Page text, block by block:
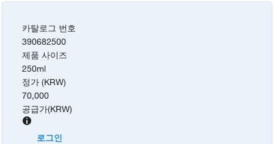
카탈로그 번호
390682500
제품 사이즈
250ml
정가 (KRW)
70,000
공급가(KRW)
로그인